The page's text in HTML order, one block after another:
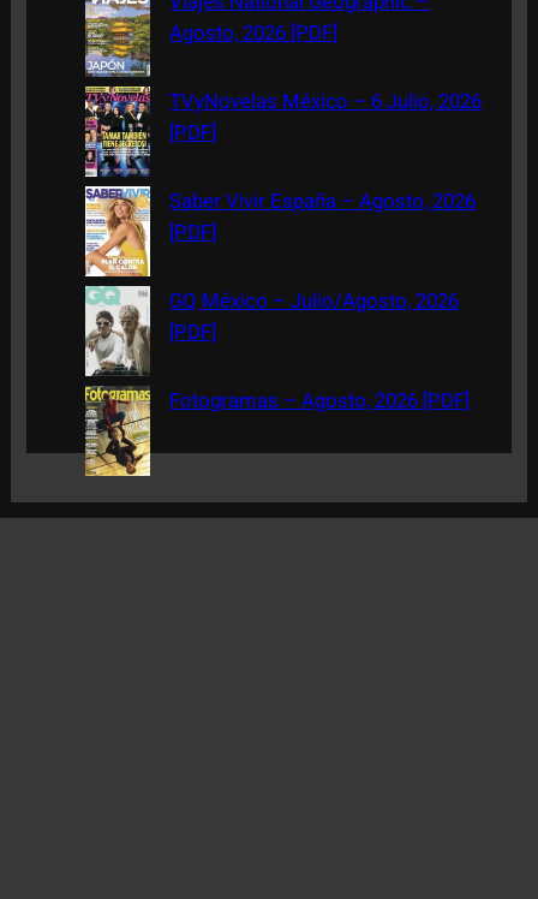
Agosto, 2026 [PDF]
TVyNovelas México – 6 Julio, 2026
[PDF]
Saber Vivir España – Agosto, 2026
[PDF]
GQ México – Julio/Agosto, 2026
[PDF]
Fotogramas – Agosto, 2026 [PDF]